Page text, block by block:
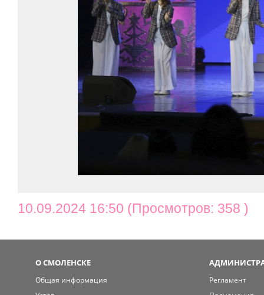
10.09.2024 16:50 (Просмотров: 358 )
О СМОЛЕНСКЕ
Общая информация
Регламент